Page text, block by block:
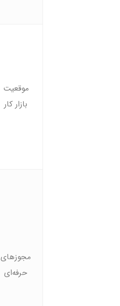
موقعیت
بازار کار
مجوزهای
حرفه‌ای